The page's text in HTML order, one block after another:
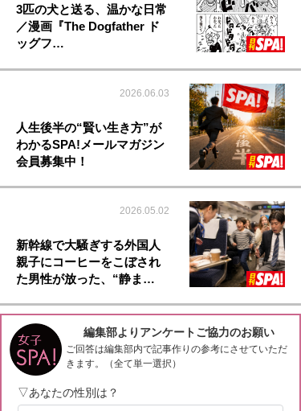
3匹の犬と送る、温かな日常
／漫画『The Dogfather ド
ッグフ…
2026.06.03
人生後半の“賢い生き方”が
わかるSPA!メールマガジン
会員募集中！
2026.05.02
新幹線で大騒ぎする外国人
親子にコーヒーをこぼされ
た男性が放った、“静ま…